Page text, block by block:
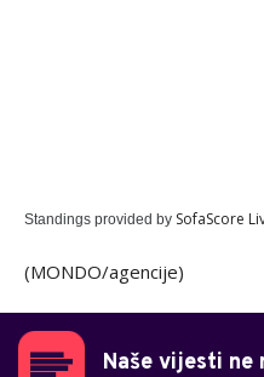
Standings provided by SofaScore
(MONDO/agencije)
Naše vijesti ne